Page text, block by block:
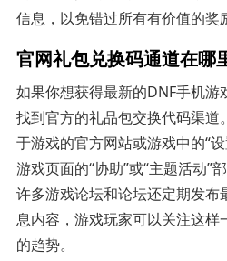
信息，以免错过所有有价值的奖
官网礼包兑换码通道在哪
如果你想获得最新的DNF手机
找到官方的礼品包交换代码渠道
于游戏的官方网站或游戏中的“
游戏页面的“协助”或“主题活动”
许多游戏论坛和论坛还定期发布
息内容，游戏玩家可以关注这样
的趋势。